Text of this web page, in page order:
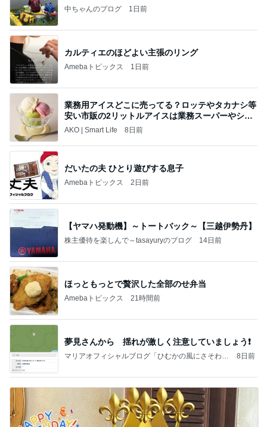
中ちゃんのブログ 1日前
カルティエのほどよい主張のリング
Amebaトピックス 1日前
業務用アイスどこに売ってる？ロッテやタカナシ等
安い市販の2リットルアイスは業務スーパーやシャ
トレ
AKO | Smart Life 8日前
だいたの夫 ひとり遊びする息子
Amebaトピックス 2日前
【ヤマハ発動機】～トートバック～【三越伊勢丹】
株主優待を楽しんで～tasayuryのブログ 14日前
ほっともっとで贅沢した全部のせ弁当
Amebaトピックス 21時間前
夢見さんから 揺れが激しく注意していましょう❗️
マリアオフィシャルブログ「ひむかの風にさそわれ
8日前